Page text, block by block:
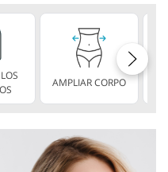
AMPLIAR CORPO